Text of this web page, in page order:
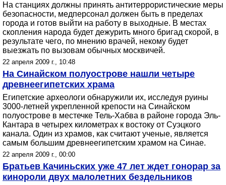
На станциях должны принять антитеррористические меры
безопасности, медперсонал должен быть в пределах
города и готов выйти на работу в выходные. В местах
скопления народа будет дежурить много бригад скорой, в
результате чего, по мнению врачей, некому будет
выезжать по вызовам обычных москвичей.
22 апреля 2009 г., 10:48
На Синайском полуострове нашли четыре
древнеегипетских храма
Египетские археологи обнаружили их, исследуя руины
3000-летней укрепленной крепости на Синайском
полуострове в местечке Тель-Хабва в районе города Эль-
Кантара в четырех километрах к востоку от Суэцкого
канала. Один из храмов, как считают ученые, является
самым большим древнеегипетским храмом на Синае.
22 апреля 2009 г., 00:00
Братьев Качиньских уже 47 лет ждет гонорар за
кинороли двух малолетних бездельников